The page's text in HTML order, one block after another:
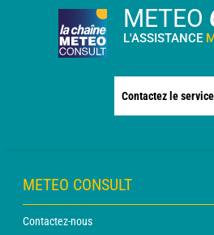
METEO
L'ASSISTANCE
Contactez le
METEO CONSULT
Contactez-nous